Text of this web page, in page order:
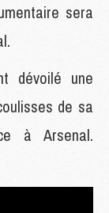
sera
dévoilé une
de sa
à Arsenal.